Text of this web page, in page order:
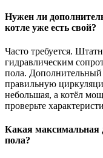
Нужен ли
котле уже есть свой?
Часто требуется.
гидравлическим
пола. Дополнительный
правильную
небольшая, а котёл
проверьте
Какая максимальная
пола?